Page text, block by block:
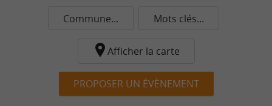
Commune... Mots clés...
Afficher la carte
PROPOSER UN ÉVÈNEMENT